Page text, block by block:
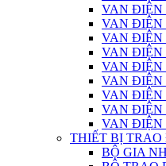
VAN ĐIỆN
VAN ĐIỆN
VAN ĐIỆN
VAN ĐIỆN
VAN ĐIỆN
VAN ĐIỆN
VAN ĐIỆN
VAN ĐIỆN
VAN ĐIỆN
THIẾT BỊ
BỘ GIA